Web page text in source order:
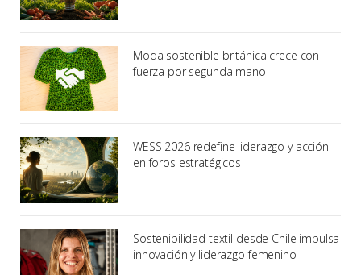
Moda sostenible británica crece con
fuerza por segunda mano
WESS 2026 redefine liderazgo y acción
en foros estratégicos
Sostenibilidad textil desde Chile impulsa
innovación y liderazgo femenino